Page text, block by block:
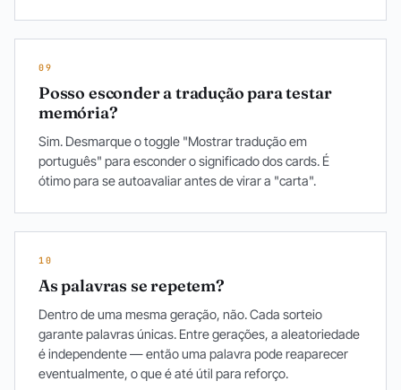
09
Posso esconder a tradução para testar
memória?
Sim. Desmarque o toggle "Mostrar tradução em
português" para esconder o significado dos cards. É
ótimo para se autoavaliar antes de virar a "carta".
10
As palavras se repetem?
Dentro de uma mesma geração, não. Cada sorteio
garante palavras únicas. Entre gerações, a aleatoriedade
é independente — então uma palavra pode reaparecer
eventualmente, o que é até útil para reforço.